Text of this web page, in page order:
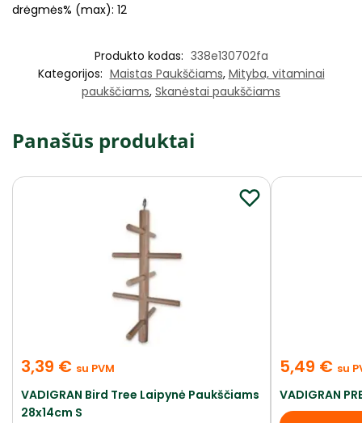
drėgmės% (max): 12
Produkto kodas: 338e130702fa
Kategorijos: Maistas Paukščiams, Mityba, vitaminai
paukščiams, Skanėstai paukščiams
Panašūs produktai
3,39 € su PVM
VADIGRAN Bird Tree Laipynė Paukščiams
28x14cm S
5,49 € su
VADIGRAN